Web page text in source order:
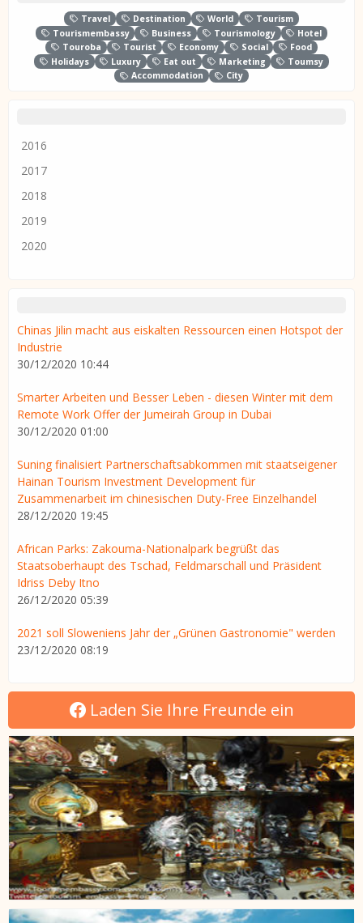
Travel Destination World
Tourism
Tourismembassy
Business Tourismology
Hotel
Touroba
Tourist Economy Social
Food
Holidays
Luxury Eat out Marketing
Toumsy
Accommodation
City
2016
2017
2018
2019
2020
Chinas Jilin macht aus eiskalten Ressourcen einen Hotspot der
Industrie
30/12/2020 10:44
Smarter Arbeiten und Besser Leben - diesen Winter mit dem
Remote Work Offer der Jumeirah Group in Dubai
30/12/2020 01:00
Suning finalisiert Partnerschaftsabkommen mit staatseigener
Hainan Tourism Investment Development für
Zusammenarbeit im chinesischen Duty-Free Einzelhandel
28/12/2020 19:45
African Parks: Zakouma-Nationalpark begrüßt das
Staatsoberhaupt des Tschad, Feldmarschall und Präsident
Idriss Deby Itno
26/12/2020 05:39
2021 soll Sloweniens Jahr der „Grünen Gastronomie" werden
23/12/2020 08:19
Laden Sie Ihre Freunde ein